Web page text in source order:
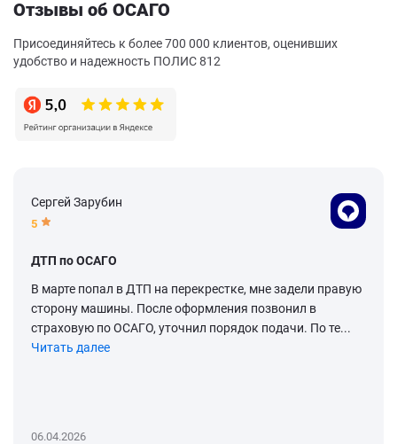
Отзывы об ОСАГО
Присоединяйтесь к более 700 000 клиентов, оценивших
удобство и надежность ПОЛИС 812
Сергей Зарубин
5
ДТП по ОСАГО
В марте попал в ДТП на перекрестке, мне задели правую
сторону машины. После оформления позвонил в
страховую по ОСАГО, уточнил порядок подачи. По те...
Читать далее
06.04.2026